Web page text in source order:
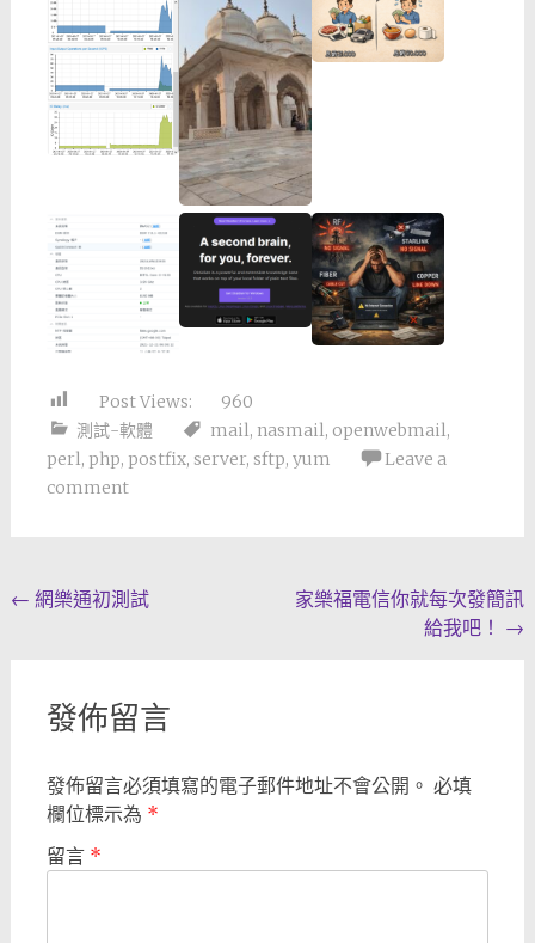
Post Views:
960
測試-軟體
mail, nasmail, openwebmail,
perl, php, postfix, server, sftp, yum
Leave a
comment
Post
← 網樂通初測試
家樂福電信你就每次發簡訊
給我吧！ →
發佈留言
發佈留言必須填寫的電子郵件地址不會公開。 必填
欄位標示為 *
留言 *